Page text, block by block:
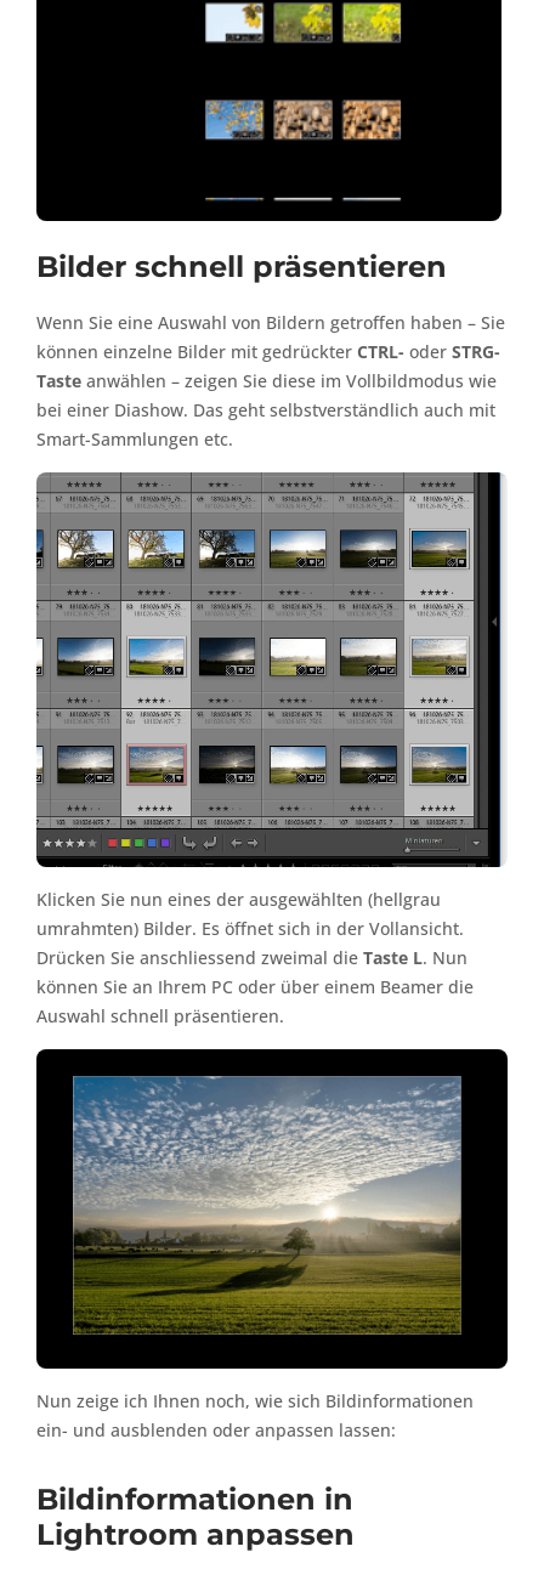
Bilder schnell präsentieren
Wenn Sie eine Auswahl von Bildern getroffen haben – Sie
können einzelne Bilder mit gedrückter CTRL- oder STRG-
Taste anwählen – zeigen Sie diese im Vollbildmodus wie
bei einer Diashow. Das geht selbstverständlich auch mit
Smart-Sammlungen etc.
Klicken Sie nun eines der ausgewählten (hellgrau
umrahmten) Bilder. Es öffnet sich in der Vollansicht.
Drücken Sie anschliessend zweimal die Taste L. Nun
können Sie an Ihrem PC oder über einem Beamer die
Auswahl schnell präsentieren.
Nun zeige ich Ihnen noch, wie sich Bildinformationen
ein- und ausblenden oder anpassen lassen:
Bildinformationen in
Lightroom anpassen